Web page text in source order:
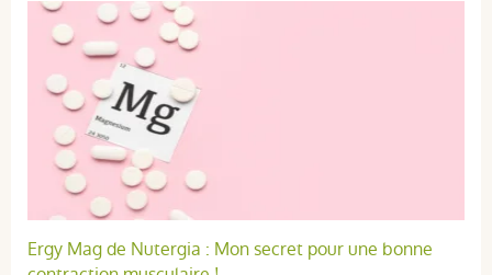
anonymous a.publié le 17 janvier 2020 suite à une commande du
06 janvier 2020
5 / 5
Complément pour éviter les carences en magnésium
Ergy Mag de Nutergia : Mon secret pour une bonne